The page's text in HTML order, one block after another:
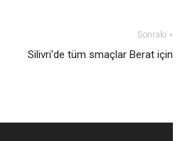
Sonraki »
Silivri'de tüm smaçlar Berat için